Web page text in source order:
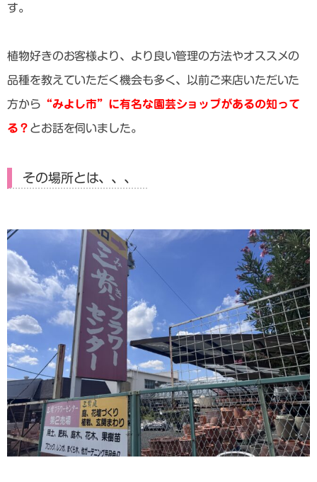
す。
植物好きのお客様より、より良い管理の方法やオススメの
品種を教えていただく機会も多く、以前ご来店いただいた
方から “みよし市”に有名な園芸ショップがあるの知って
る？ とお話を伺いました。
その場所とは、、、